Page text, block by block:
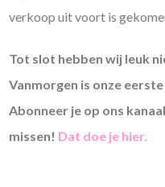
verkoop uit voort is
Tot slot hebben wij leuk
Vanmorgen is onze
Abonneer je op ons
missen! Dat doe je hier.